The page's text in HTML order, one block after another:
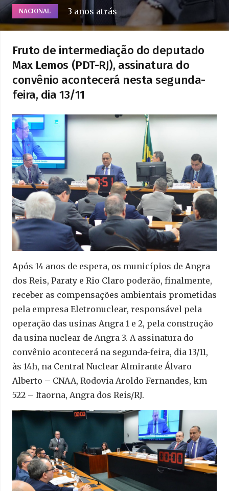
NACIONAL 3 anos atrás
Fruto de intermediação do deputado
Max Lemos (PDT-RJ), assinatura do
convênio acontecerá nesta segunda-
feira, dia 13/11
Após 14 anos de espera, os municípios de Angra
dos Reis, Paraty e Rio Claro poderão, finalmente,
receber as compensações ambientais prometidas
pela empresa Eletronuclear, responsável pela
operação das usinas Angra 1 e 2, pela construção
da usina nuclear de Angra 3. A assinatura do
convênio acontecerá na segunda-feira, dia 13/11,
às 14h, na Central Nuclear Almirante Álvaro
Alberto – CNAA, Rodovia Aroldo Fernandes, km
522 – Itaorna, Angra dos Reis/RJ.